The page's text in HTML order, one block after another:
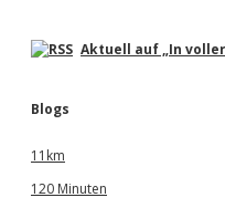
Aktuell auf „In
Blogs
11km
120 Minuten